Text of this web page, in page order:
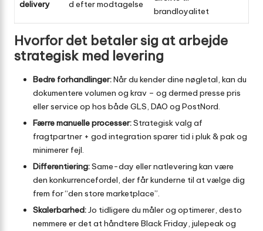
delivery
d efter modtagelse
brandloyalitet
Hvorfor det betaler sig at arbejde
strategisk med levering
Bedre forhandlinger:Når du kender dine nøgletal, kan du
dokumentere volumen og krav – og dermed presse pris
eller service op hos både GLS, DAO og PostNord.
Færre manuelle processer:Strategisk valg af
fragtpartner + god integration sparer tid i pluk & pak og
minimerer fejl.
Differentiering:Same-day eller natlevering kan være
den konkurrencefordel, der får kunderne til at vælge dig
frem for “den store marketplace”.
Skalerbarhed:Jo tidligere du måler og optimerer, desto
nemmere er det at håndtere Black Friday, julepeak og